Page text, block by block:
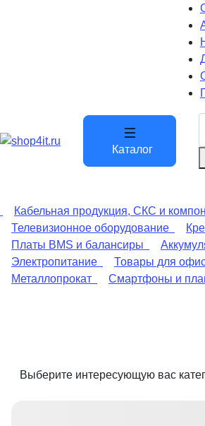
Каталог
Кабельная продукция, СКС и
Телевизионное оборудование
Платы BMS и балансиры
Электропитание
Товары для
Металлопрокат
Смартфоны и
Выберите интересующую вас